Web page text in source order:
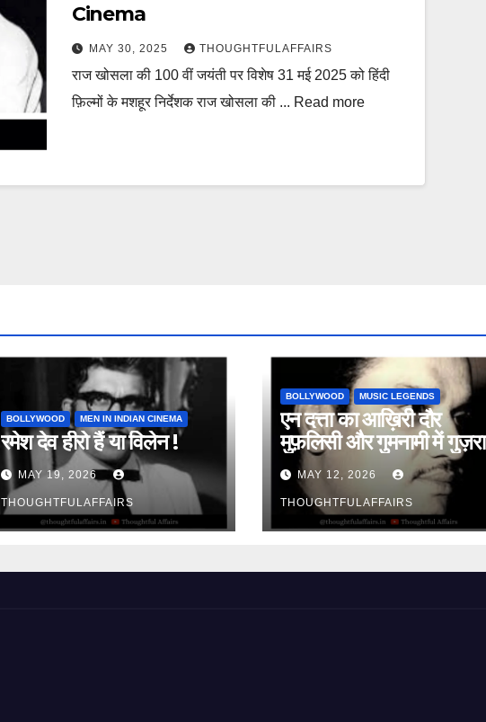
Cinema
MAY 30, 2025 THOUGHTFULAFFAIRS
राज खोसला की 100 वीं जयंती पर विशेष 31 मई 2025 को हिंदी
फ़िल्मों के मशहूर निर्देशक राज खोसला की ... Read more
BOLLYWOOD MEN IN INDIAN CINEMA
रमेश देव हीरो हैं या विलेन !
MAY 19, 2026
THOUGHTFULAFFAIRS
BOLLYWOOD MUSIC LEGENDS
एन दत्ता का आख़िरी दौर
मुफ़लिसी और गुमनामी में गुज़रा
MAY 12, 2026
THOUGHTFULAFFAIRS